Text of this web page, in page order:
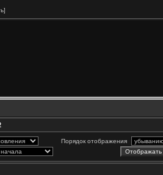
Порядок отображения